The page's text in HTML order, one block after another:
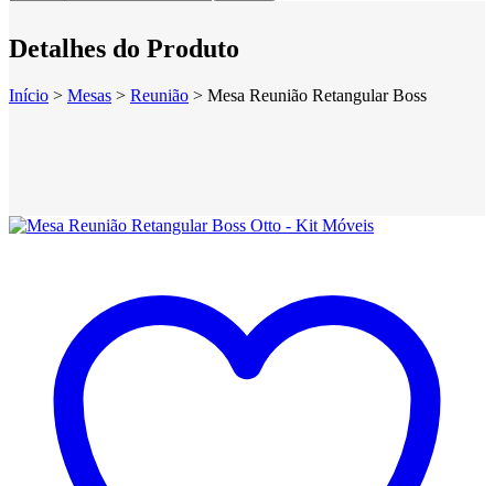
Detalhes do Produto
Início > Mesas > Reunião > Mesa Reunião Retangular Boss